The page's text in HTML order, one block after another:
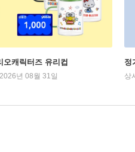
캐릭터즈 유리컵
년 08월 31일
정
상